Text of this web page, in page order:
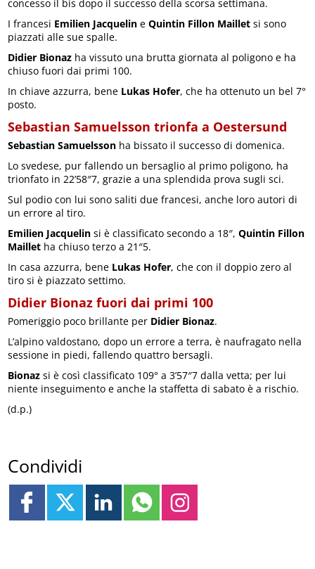
concesso il bis dopo il successo della scorsa settimana.
I francesi Emilien Jacquelin eQuintin Fillon Maillet si sono
piazzati alle sue spalle.
Didier Bionaz ha vissuto una brutta giornata al poligono e ha
chiuso fuori dai primi 100.
In chiave azzurra, bene Lukas Hofer, che ha ottenuto un bel 7°
posto.
Sebastian Samuelsson trionfa a Oestersund
Sebastian Samuelsson ha bissato il successo di domenica.
Lo svedese, pur fallendo un bersaglio al primo poligono, ha
trionfato in 22’58″7, grazie a una splendida prova sugli sci.
Sul podio con lui sono saliti due francesi, anche loro autori di
un errore al tiro.
Emilien Jacquelin si è classificato secondo a 18″,Quintin Fillon
Maillet ha chiuso terzo a 21″5.
In casa azzurra, bene Lukas Hofer, che con il doppio zero al
tiro si è piazzato settimo.
Didier Bionaz fuori dai primi 100
Pomeriggio poco brillante per Didier Bionaz.
L’alpino valdostano, dopo un errore a terra, è naufragato nella
sessione in piedi, fallendo quattro bersagli.
Bionaz si è così classificato 109° a 3’57″7 dalla vetta; per lui
niente inseguimento e anche la staffetta di sabato è a rischio.
(d.p.)
Condividi